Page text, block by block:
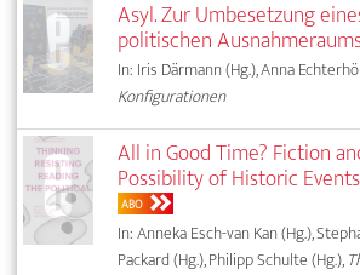
Asyl. Zur Umbesetzung
politischen
In: Iris Därmann (Hg.), Anna
Konfigurationen
All in Good Time? Fiction
Possibility of Historic Events
ABO
In: Anneka Esch-van Kan (Hg.),
Packard (Hg.), Philipp Schulte (Hg.),